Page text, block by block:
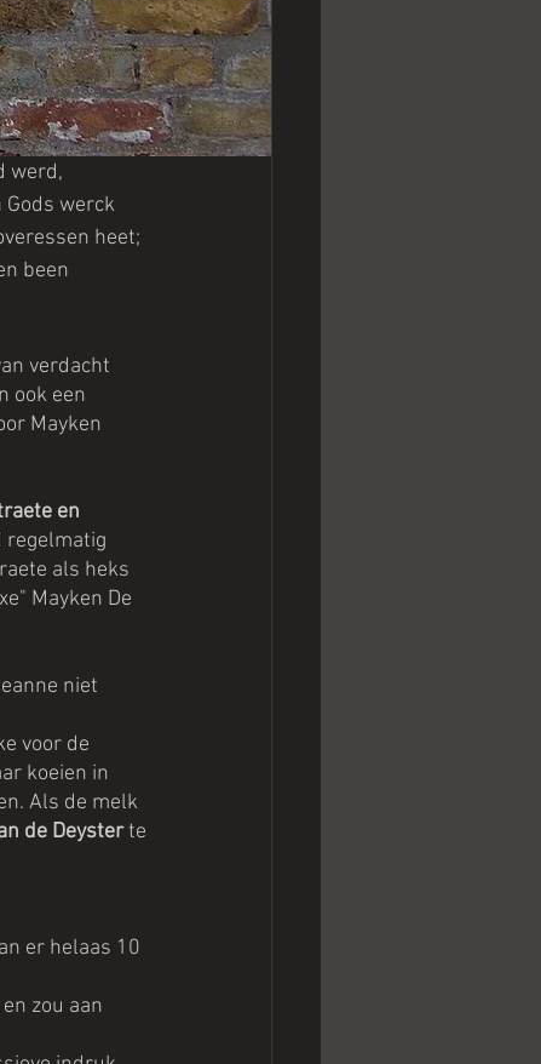
werd,
werck
heet;
been
verdacht
ook een
Mayken
en
regelmatig
als heks
Mayken De
niet
voor de
koeien in
Als de melk
de Deyster te
er helaas 10
zou aan